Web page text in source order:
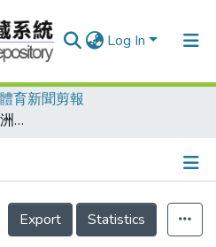
Log In
體育新聞剪報
我們選手的成績可觀 亞洲田徑賽隨感 世界一流 十項運動八千分 保持水準寄望區運
Details
Export
Statistics